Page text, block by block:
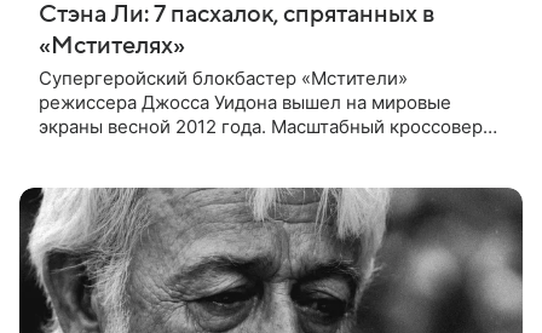
Стэна Ли: 7 пасхалок, спрятанных в
«Мстителях»
Супергеройский блокбастер «Мстители»
режиссера Джосса Уидона вышел на мировые
экраны весной 2012 года. Масштабный кроссовер